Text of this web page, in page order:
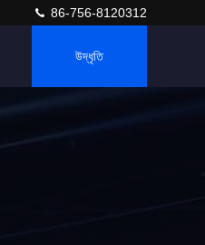
86-756-8120312
উদ্ধৃতি